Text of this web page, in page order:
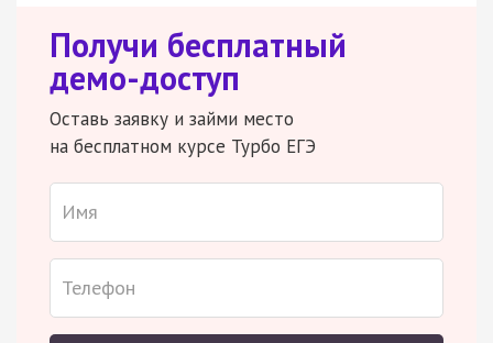
Получи бесплатный
демо-доступ
Оставь заявку и займи место
на бесплатном курсе Турбо ЕГЭ